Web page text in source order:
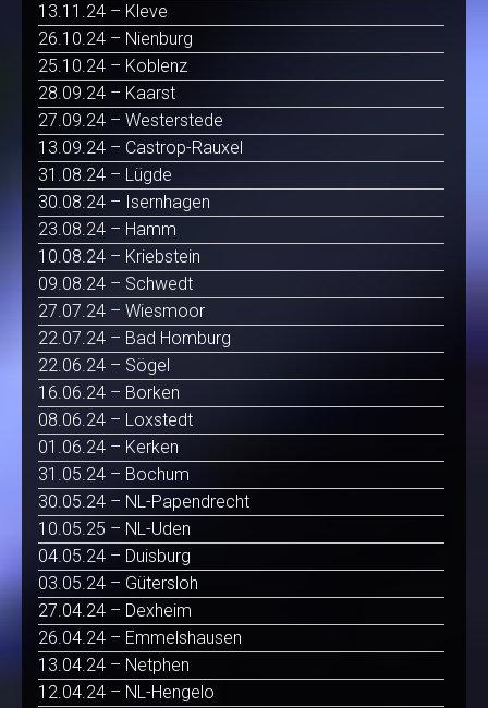
13.11.24 – Kleve
26.10.24 – Nienburg
25.10.24 – Koblenz
28.09.24 – Kaarst
27.09.24 – Westerstede
13.09.24 – Castrop-Rauxel
31.08.24 – Lügde
30.08.24 – Isernhagen
23.08.24 – Hamm
10.08.24 – Kriebstein
09.08.24 – Schwedt
27.07.24 – Wiesmoor
22.07.24 – Bad Homburg
22.06.24 – Sögel
16.06.24 – Borken
08.06.24 – Loxstedt
01.06.24 – Kerken
31.05.24 – Bochum
30.05.24 – NL-Papendrecht
10.05.25 – NL-Uden
04.05.24 – Duisburg
03.05.24 – Gütersloh
27.04.24 – Dexheim
26.04.24 – Emmelshausen
13.04.24 – Netphen
12.04.24 – NL-Hengelo